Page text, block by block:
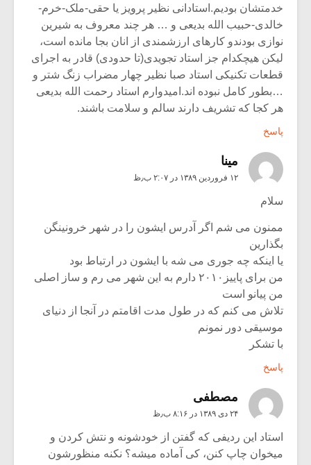
خدمتشان بودیم.استادانی نظیر پرویز یا حقی-ملک-خرم-
خالدی-حبیب الله بدیعی و … هر چند معروف به شیرین
نوازی بودندو کارهای ارزشمندی از انان بجا مانده است،
لیکن هیچکدام جز استاد تجویدی(تا حدودی) قادر به اجرای
قطعات تکنیکی استاد صبا نظیر چهار مضراب زنگ شتر و
…بطور کامل نبوده اند.امیدوارم استاد رحمت الله بدیعی
هر کجا که تشریف دارند سالم و سلامت باشند.
پاسخ
مینا
۱۲ فروردین ۱۳۸۹ در ۲:۰۷ ب٫ظ
سلام
ممنون می شم اگر آدرس ایشون را در شهر خرونینگن
بگذارین
یا اینکه چه جوری می شه با ایشون در ارتباط بود
من برای پاییز۲۰۱۰ دارم به این شهر می رم و ساز اصلی
من پیانو است
تلاش می کنم که در طول مدت اقامتم در آنجا از دنیای
موسیقی دور نمونم
با تشکر
پاسخ
مصطفی
۲۴ دی ۱۳۸۹ در ۸:۱۶ ب٫ظ
استاد این ردیفی که گفتن از خودشونه و نتش کردن و
میخوان چاپ کنن، کی آماده میشه؟ نکنه منظورشون